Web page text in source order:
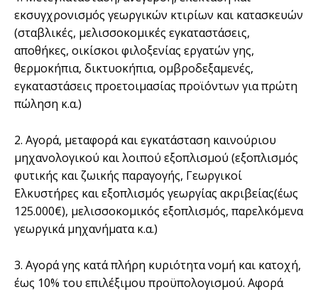
εκσυγχρονισμός γεωργικών κτιρίων και κατασκευών
(σταβλικές, μελισσοκομικές εγκαταστάσεις,
αποθήκες, οικίσκοι φιλοξενίας εργατών γης,
θερμοκήπια, δικτυοκήπια, ομβροδεξαμενές,
εγκαταστάσεις προετοιμασίας προϊόντων για πρώτη
πώληση κ.α.)
2. Αγορά, μεταφορά και εγκατάσταση καινούριου
μηχανολογικού και λοιπού εξοπλισμού (εξοπλισμός
φυτικής και ζωικής παραγογής, Γεωργικοί
Ελκυστήρες και εξοπλισμός γεωργίας ακριβείας(έως
125.000€), μελισσοκομικός εξοπλισμός, παρελκόμενα
γεωργικά μηχανήματα κ.α.)
3. Αγορά γης κατά πλήρη κυριότητα νομή και κατοχή,
έως 10% του επιλέξιμου προϋπολογισμού. Αφορά